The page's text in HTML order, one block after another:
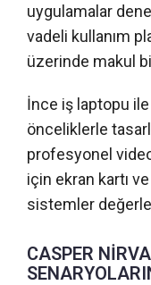
uygulamalar
vadeli kullanım
üzerinde makul
İnce iş laptopu ile
önceliklerle
profesyonel
için ekran kartı
sistemler
CASPER